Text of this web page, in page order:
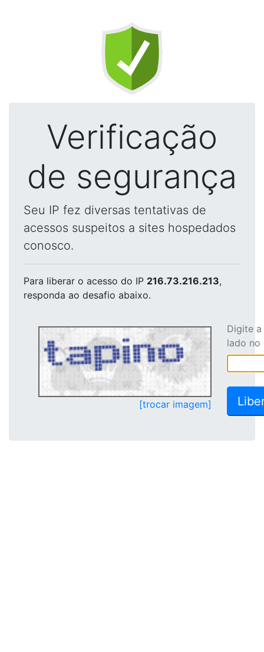
Verificação
de segurança
Seu IP fez diversas tentativas de
acessos suspeitos a sites hospedados
conosco.
Para liberar o acesso do IP 216.73.216.213,
responda ao desafio abaixo.
[trocar imagem]
Digite
lado no